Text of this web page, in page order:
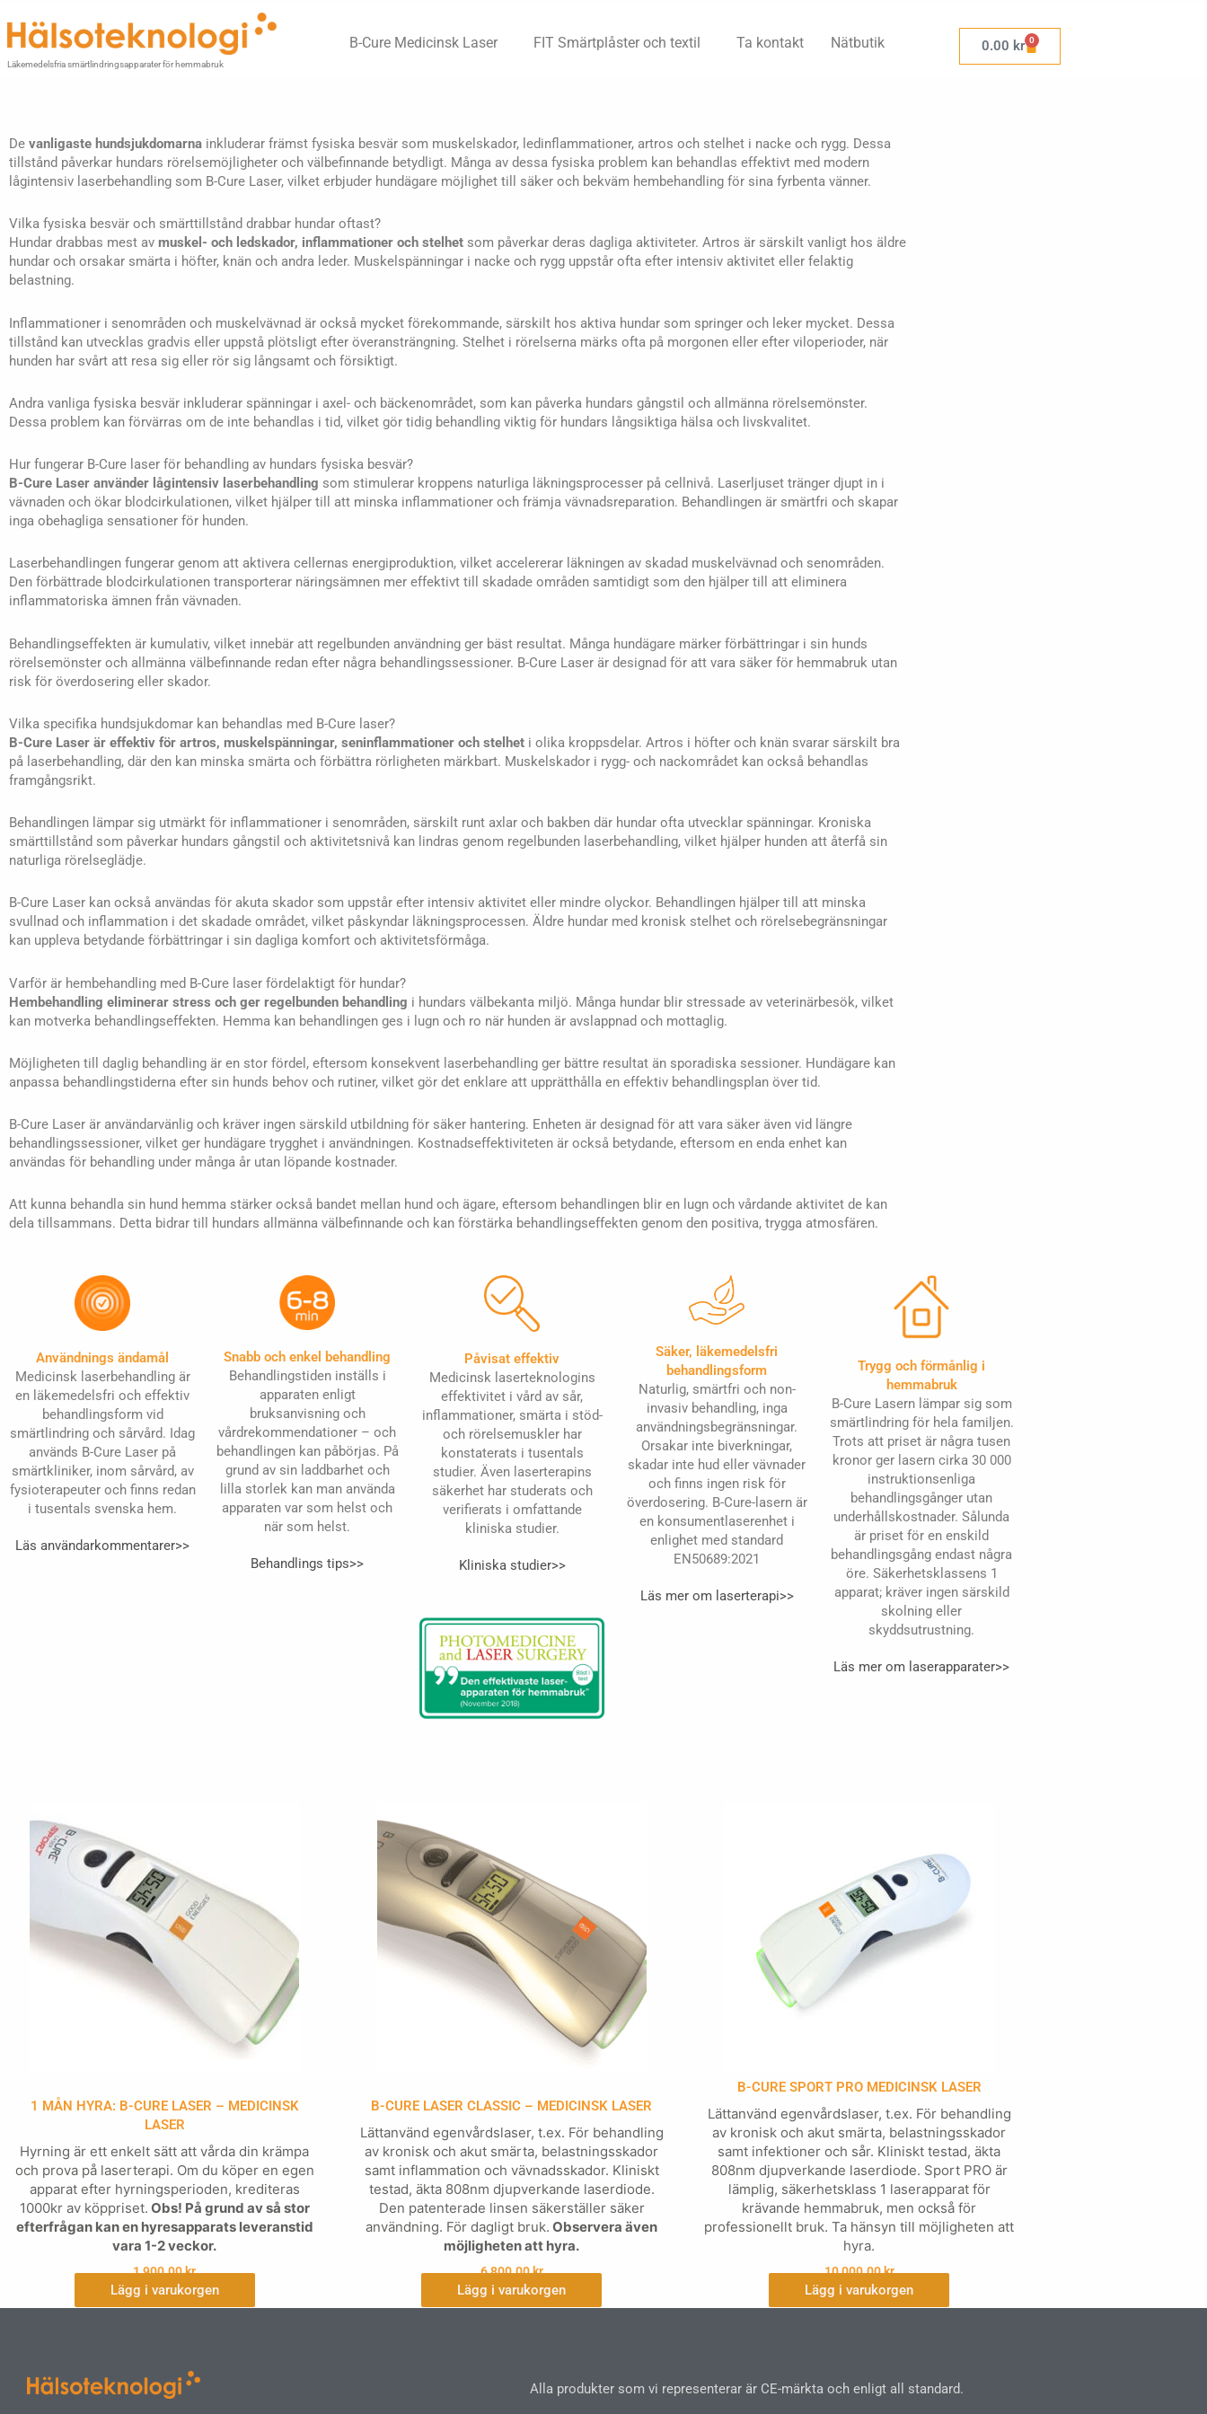
till
innehåll
Läkemedelsfria smärtlindringsapparater för hemmabruk
B-Cure Medicinsk Laser FIT Smärtplåster och textil Ta kontakt Nätbutik 0.00 kr 0
Varukorg
De vanligaste hundsjukdomarna inkluderar främst fysiska besvär som muskelskador, ledinflammationer, artros och stelhet i nacke och rygg. Dessa
tillstånd påverkar hundars rörelsemöjligheter och välbefinnande betydligt. Många av dessa fysiska problem kan behandlas effektivt med modern
lågintensiv laserbehandling som B-Cure Laser, vilket erbjuder hundägare möjlighet till säker och bekväm hembehandling för sina fyrbenta vänner.
Vilka fysiska besvär och smärttillstånd drabbar hundar oftast?
Hundar drabbas mest av muskel- och ledskador, inflammationer och stelhet som påverkar deras dagliga aktiviteter. Artros är särskilt vanligt hos äldre
hundar och orsakar smärta i höfter, knän och andra leder. Muskelspänningar i nacke och rygg uppstår ofta efter intensiv aktivitet eller felaktig
belastning.
Inflammationer i senområden och muskelvävnad är också mycket förekommande, särskilt hos aktiva hundar som springer och leker mycket. Dessa
tillstånd kan utvecklas gradvis eller uppstå plötsligt efter överansträngning. Stelhet i rörelserna märks ofta på morgonen eller efter viloperioder, när
hunden har svårt att resa sig eller rör sig långsamt och försiktigt.
Andra vanliga fysiska besvär inkluderar spänningar i axel- och bäckenområdet, som kan påverka hundars gångstil och allmänna rörelsemönster.
Dessa problem kan förvärras om de inte behandlas i tid, vilket gör tidig behandling viktig för hundars långsiktiga hälsa och livskvalitet.
Hur fungerar B-Cure laser för behandling av hundars fysiska besvär?
B-Cure Laser använder lågintensiv laserbehandling som stimulerar kroppens naturliga läkningsprocesser på cellnivå. Laserljuset tränger djupt in i
vävnaden och ökar blodcirkulationen, vilket hjälper till att minska inflammationer och främja vävnadsreparation. Behandlingen är smärtfri och skapar
inga obehagliga sensationer för hunden.
Laserbehandlingen fungerar genom att aktivera cellernas energiproduktion, vilket accelererar läkningen av skadad muskelvävnad och senområden.
Den förbättrade blodcirkulationen transporterar näringsämnen mer effektivt till skadade områden samtidigt som den hjälper till att eliminera
inflammatoriska ämnen från vävnaden.
Behandlingseffekten är kumulativ, vilket innebär att regelbunden användning ger bäst resultat. Många hundägare märker förbättringar i sin hunds
rörelsemönster och allmänna välbefinnande redan efter några behandlingssessioner. B-Cure Laser är designad för att vara säker för hemmabruk utan
risk för överdosering eller skador.
Vilka specifika hundsjukdomar kan behandlas med B-Cure laser?
B-Cure Laser är effektiv för artros, muskelspänningar, seninflammationer och stelhet i olika kroppsdelar. Artros i höfter och knän svarar särskilt bra
på laserbehandling, där den kan minska smärta och förbättra rörligheten märkbart. Muskelskador i rygg- och nackområdet kan också behandlas
framgångsrikt.
Behandlingen lämpar sig utmärkt för inflammationer i senområden, särskilt runt axlar och bakben där hundar ofta utvecklar spänningar. Kroniska
smärttillstånd som påverkar hundars gångstil och aktivitetsnivå kan lindras genom regelbunden laserbehandling, vilket hjälper hunden att återfå sin
naturliga rörelseglädje.
B-Cure Laser kan också användas för akuta skador som uppstår efter intensiv aktivitet eller mindre olyckor. Behandlingen hjälper till att minska
svullnad och inflammation i det skadade området, vilket påskyndar läkningsprocessen. Äldre hundar med kronisk stelhet och rörelsebegränsningar
kan uppleva betydande förbättringar i sin dagliga komfort och aktivitetsförmåga.
Varför är hembehandling med B-Cure laser fördelaktigt för hundar?
Hembehandling eliminerar stress och ger regelbunden behandling i hundars välbekanta miljö. Många hundar blir stressade av veterinärbesök, vilket
kan motverka behandlingseffekten. Hemma kan behandlingen ges i lugn och ro när hunden är avslappnad och mottaglig.
Möjligheten till daglig behandling är en stor fördel, eftersom konsekvent laserbehandling ger bättre resultat än sporadiska sessioner. Hundägare kan
anpassa behandlingstiderna efter sin hunds behov och rutiner, vilket gör det enklare att upprätthålla en effektiv behandlingsplan över tid.
B-Cure Laser är användarvänlig och kräver ingen särskild utbildning för säker hantering. Enheten är designad för att vara säker även vid längre
behandlingssessioner, vilket ger hundägare trygghet i användningen. Kostnadseffektiviteten är också betydande, eftersom en enda enhet kan
användas för behandling under många år utan löpande kostnader.
Att kunna behandla sin hund hemma stärker också bandet mellan hund och ägare, eftersom behandlingen blir en lugn och vårdande aktivitet de kan
dela tillsammans. Detta bidrar till hundars allmänna välbefinnande och kan förstärka behandlingseffekten genom den positiva, trygga atmosfären.
Användnings ändamål
Medicinsk laserbehandling är
en läkemedelsfri och effektiv
behandlingsform vid
smärtlindring och sårvård. Idag
används B-Cure Laser på
smärtkliniker, inom sårvård, av
fysioterapeuter och finns redan
i tusentals svenska hem.
Läs användarkommentarer>>
Snabb och enkel behandling
Behandlingstiden inställs i
apparaten enligt
bruksanvisning och
vårdrekommendationer – och
behandlingen kan påbörjas. På
grund av sin laddbarhet och
lilla storlek kan man använda
apparaten var som helst och
när som helst.
Behandlings tips>>
Påvisat effektiv
Medicinsk laserteknologins
effektivitet i vård av sår,
inflammationer, smärta i stöd-
och rörelsemuskler har
konstaterats i tusentals
studier. Även laserterapins
säkerhet har studerats och
verifierats i omfattande
kliniska studier.
Kliniska studier>>
Säker, läkemedelsfri
behandlingsform
Naturlig, smärtfri och non-
invasiv behandling, inga
användningsbegränsningar.
Orsakar inte biverkningar,
skadar inte hud eller vävnader
och finns ingen risk för
överdosering. B-Cure-lasern är
en konsumentlaserenhet i
enlighet med standard
EN50689:2021
Läs mer om laserterapi>>
Trygg och förmånlig i
hemmabruk
B-Cure Lasern lämpar sig som
smärtlindring för hela familjen.
Trots att priset är några tusen
kronor ger lasern cirka 30 000
instruktionsenliga
behandlingsgånger utan
underhållskostnader. Sålunda
är priset för en enskild
behandlingsgång endast några
öre. Säkerhetsklassens 1
apparat; kräver ingen särskild
skolning eller
skyddsutrustning.
Läs mer om laserapparater>>
1 MÅN HYRA: B-CURE LASER – MEDICINSK
LASER
Hyrning är ett enkelt sätt att vårda din krämpa
och prova på laserterapi. Om du köper en egen
apparat efter hyrningsperioden, krediteras
1000kr av köppriset. Obs! På grund av så stor
efterfrågan kan en hyresapparats leveranstid
vara 1-2 veckor.
1,900.00kr
Lägg i varukorgen
B-CURE LASER CLASSIC – MEDICINSK LASER
Lättanvänd egenvårdslaser, t.ex. För behandling
av kronisk och akut smärta, belastningsskador
samt inflammation och vävnadsskador. Kliniskt
testad, äkta 808nm djupverkande laserdiode.
Den patenterade linsen säkerställer säker
användning. För dagligt bruk. Observera även
möjligheten att hyra.
6,800.00kr
Lägg i varukorgen
B-CURE SPORT PRO MEDICINSK LASER
Lättanvänd egenvårdslaser, t.ex. För behandling
av kronisk och akut smärta, belastningsskador
samt infektioner och sår. Kliniskt testad, äkta
808nm djupverkande laserdiode. Sport PRO är
lämplig, säkerhetsklass 1 laserapparat för
krävande hemmabruk, men också för
professionellt bruk. Ta hänsyn till möjligheten att
hyra.
10,000.00kr
Lägg i varukorgen
Alla produkter som vi representerar är CE-märkta och enligt all standard.